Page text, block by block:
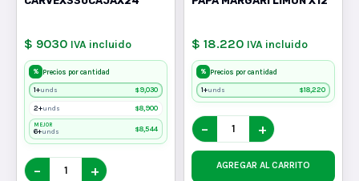
$ 9030 IVA incluido
% Precios por cantidad
1+unds $9,030
2+unds $8,900
MEJOR
6+unds $8,544
− +
$ 18.220 IVA incluido
% Precios por cantidad
1+unds $18,220
− +
AGREGAR AL CARRITO